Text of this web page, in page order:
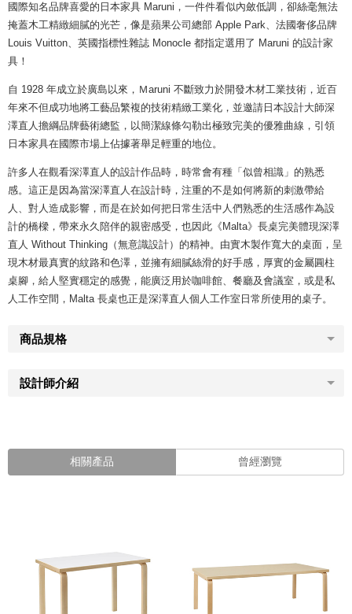
國際知名品牌喜愛的日本家具 Maruni，一件件看似內斂低調，卻絲毫無法
掩蓋木工精緻細膩的光芒，像是蘋果公司總部 Apple Park、法國奢侈品牌
Louis Vuitton、英國指標性雜誌 Monocle 都指定選用了 Maruni 的設計家
具！
自 1928 年成立於廣島以來，Ｍaruni 不斷致力於開發木材工業技術，近百
年來不但成功地將工藝品繁複的技術精緻工業化，並邀請日本設計大師深
澤直人擔綱品牌藝術總監，以簡潔線條勾勒出極致完美的優雅曲線，引領
日本家具在國際市場上佔據著舉足輕重的地位。
許多人在觀看深澤直人的設計作品時，時常會有種「似曾相識」的熟悉
感。這正是因為當深澤直人在設計時，注重的不是如何將新的刺激帶給
人、對人造成影響，而是在於如何把日常生活中人們熟悉的生活感作為設
計的橋樑，帶來永久陪伴的親密感受，也因此《Malta》長桌完美體現深澤
直人 Without Thinking（無意識設計）的精神。由實木製作寬大的桌面，呈
現木材最真實的紋路和色澤，並擁有細膩絲滑的好手感，厚實的金屬圓柱
桌腳，給人堅實穩定的感覺，能廣泛用於咖啡館、餐廳及會議室，或是私
人工作空間，Malta 長桌也正是深澤直人個人工作室日常所使用的桌子。
商品規格
設計師介紹
相關產品 曾經瀏覽